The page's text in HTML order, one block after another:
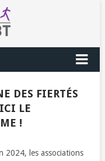
DES FIERTÉS
LE
!
2024, les associations